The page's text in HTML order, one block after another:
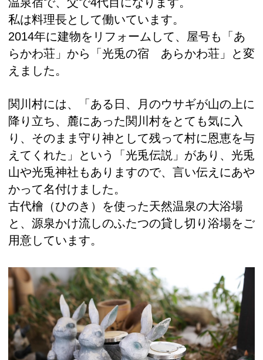
私は料理長として働いています。
2014年に建物をリフォームして、屋号も「あ
らかわ荘」から「光兎の宿 あらかわ荘」と変
えました。
関川村には、「ある日、月のウサギが山の上に
降り立ち、麓にあった関川村をとても気に入
り、そのまま守り神として残って村に恩恵を与
えてくれた」という「光兎伝説」があり、光兎
山や光兎神社もありますので、言い伝えにあや
かって名付けました。
古代檜（ひのき）を使った天然温泉の大浴場
と、源泉かけ流しのふたつの貸し切り浴場をご
用意しています。